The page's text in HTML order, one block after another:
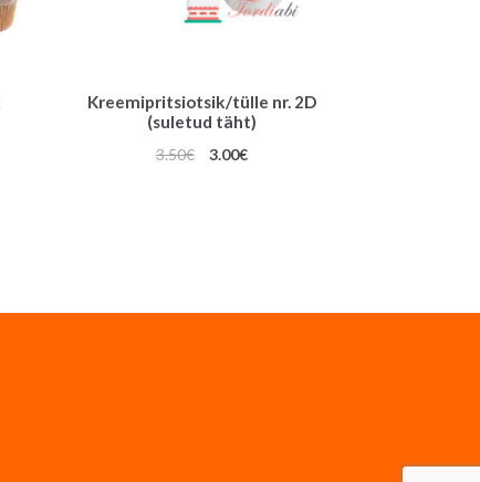
Kreemipritsiotsik/tülle nr. 2D
(suletud täht)
3.50€
Algne
3.00€Praegune